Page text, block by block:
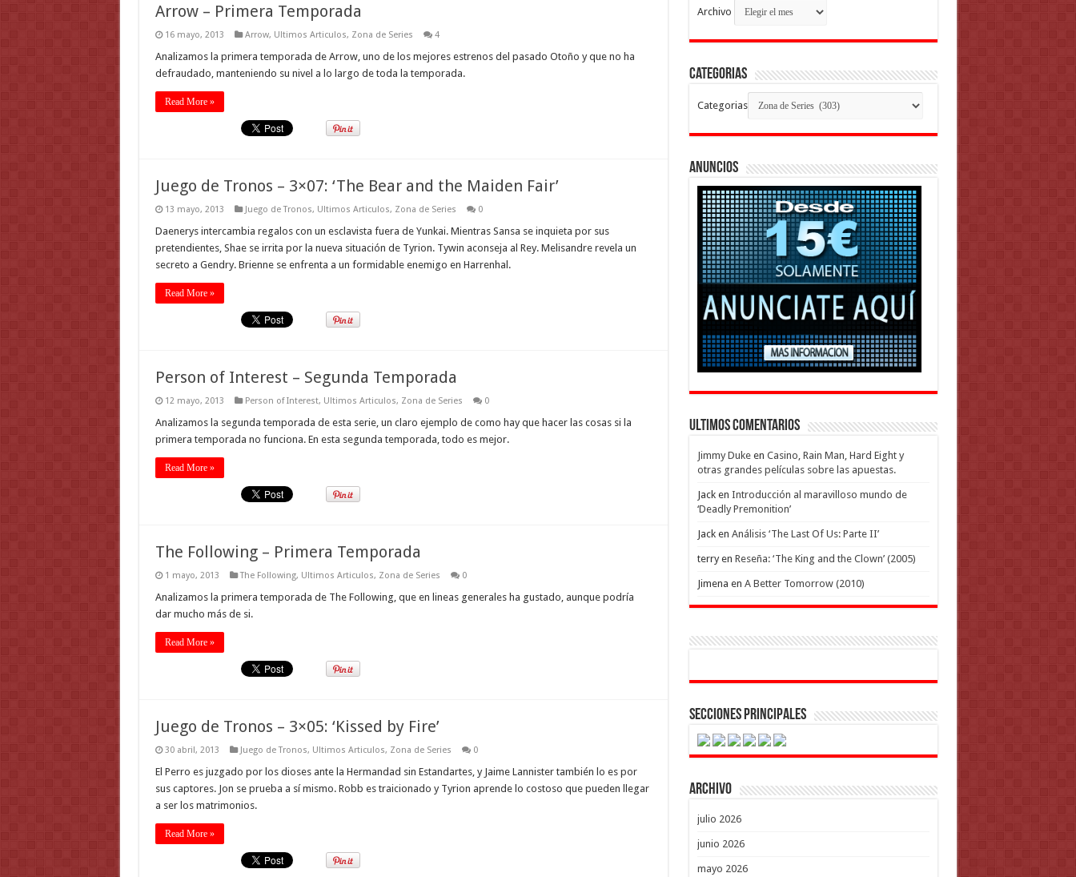
Arrow – Primera Temporada
16 mayo, 2013 Arrow, Ultimos Articulos, Zona de Series 4
Analizamos la primera temporada de Arrow, uno de los mejores estrenos del pasado Otoño y que no ha
defraudado, manteniendo su nivel a lo largo de toda la temporada.
Read More »
Juego de Tronos – 3×07: ‘The Bear and the Maiden Fair’
13 mayo, 2013 Juego de Tronos, Ultimos Articulos, Zona de Series 0
Daenerys intercambia regalos con un esclavista fuera de Yunkai. Mientras Sansa se inquieta por sus
pretendientes, Shae se irrita por la nueva situación de Tyrion. Tywin aconseja al Rey. Melisandre revela un
secreto a Gendry. Brienne se enfrenta a un formidable enemigo en Harrenhal.
Read More »
Person of Interest – Segunda Temporada
12 mayo, 2013 Person of Interest, Ultimos Articulos, Zona de Series 0
Analizamos la segunda temporada de esta serie, un claro ejemplo de como hay que hacer las cosas si la
primera temporada no funciona. En esta segunda temporada, todo es mejor.
Read More »
The Following – Primera Temporada
1 mayo, 2013 The Following, Ultimos Articulos, Zona de Series 0
Analizamos la primera temporada de The Following, que en lineas generales ha gustado, aunque podría
dar mucho más de si.
Read More »
Juego de Tronos – 3×05: ‘Kissed by Fire’
30 abril, 2013 Juego de Tronos, Ultimos Articulos, Zona de Series 0
El Perro es juzgado por los dioses ante la Hermandad sin Estandartes, y Jaime Lannister también lo es por
sus captores. Jon se prueba a sí mismo. Robb es traicionado y Tyrion aprende lo costoso que pueden llegar
a ser los matrimonios.
Read More »
Archivo
Categorias
Categorias
Anuncios
Ultimos Comentarios
Jimmy Dukeen Casino, Rain Man, Hard Eight y
otras grandes películas sobre las apuestas.
Jacken Introducción al maravilloso mundo de
‘Deadly Premonition’
Jacken Análisis ‘The Last Of Us: Parte II’
terryen Reseña: ‘The King and the Clown’ (2005)
Jimena en A Better Tomorrow (2010)
Secciones Principales
Archivo
julio 2026
junio 2026
mayo 2026